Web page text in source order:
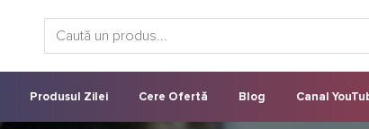
Produsul Zilei Cere Ofertă Blog Canal